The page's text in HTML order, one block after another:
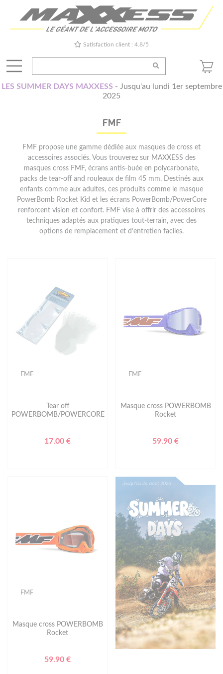
Satisfaction client : 4.8/5
LES SUMMER DAYS MAXXESS - Jusqu'au lundi 1er septembre
2025
FMF
FMF propose une gamme dédiée aux masques de cross et
accessoires associés. Vous trouverez sur MAXXESS des
masques cross FMF, écrans antis-buée en polycarbonate,
packs de tear-off and rouleaux de film 45 mm. Destinés aux
enfants comme aux adultes, ces produits comme le masque
PowerBomb Rocket Kid et les écrans PowerBomb/PowerCore
renforcent vision et confort. FMF vise à offrir des accessoires
techniques adaptés aux pratiques tout-terrain, avec des
options de remplacement et d’entretien faciles.
FMF
Tear off
POWERBOMB/POWERCORE
17.00 €
FMF
Masque cross POWERBOMB
Rocket
59.90 €
FMF
Masque cross POWERBOMB
Rocket
59.90 €